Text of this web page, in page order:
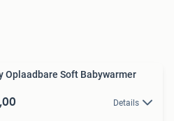
Oplaadbare Soft Babywarmer
Details